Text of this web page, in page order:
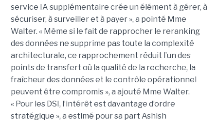
service IA supplémentaire crée un élément à gérer, à
sécuriser, à surveiller et à payer », a pointé Mme
Walter. « Même si le fait de rapprocher le reranking
des données ne supprime pas toute la complexité
architecturale, ce rapprochement réduit l’un des
points de transfert où la qualité de la recherche, la
fraîcheur des données et le contrôle opérationnel
peuvent être compromis », a ajouté Mme Walter.
« Pour les DSI, l’intérêt est davantage d’ordre
stratégique », a estimé pour sa part Ashish